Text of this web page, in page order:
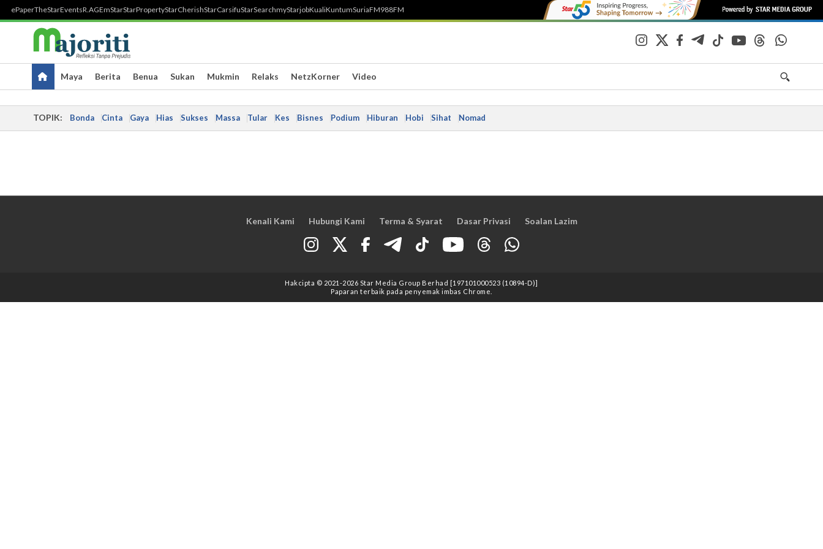
ePaperTheStarEventsR.AGEmStarStarPropertyStarCherishStarCarsifuStarSearchmyStarjobKualiKuntumSuriaFM988FM
Maya Berita Benua Sukan Mukmin Relaks NetzKorner Video
TOPIK: Bonda Cinta Gaya Hias Sukses Massa Tular Kes Bisnes Podium Hiburan Hobi Sihat Nomad
Kenali Kami Hubungi Kami Terma & Syarat Dasar Privasi Soalan Lazim
Hakcipta © 2021 -2026 Star Media Group Berhad [197101000523 (10894-D)]
Paparan terbaik pada penyemak imbas Chrome.